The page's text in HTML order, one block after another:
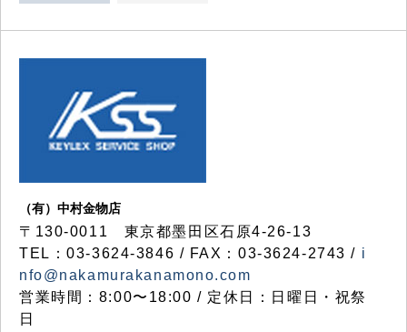
（有）中村金物店
〒130-0011 東京都墨田区石原4-26-13
TEL：03-3624-3846 / FAX：03-3624-2743 / i
nfo@nakamurakanamono.com
営業時間：8:00〜18:00 / 定休日：日曜日・祝祭
日